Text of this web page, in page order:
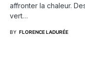
affronter la chaleur.
vert…
BY FLORENCE LADURÉE